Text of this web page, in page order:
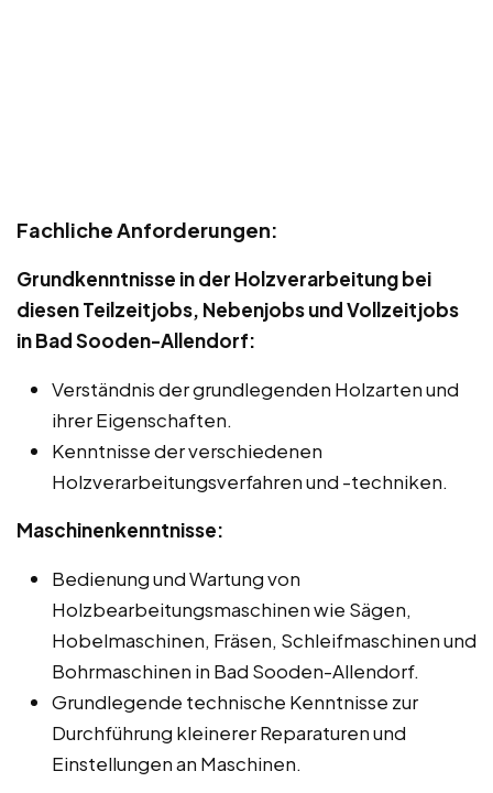
Fachliche Anforderungen:
Grundkenntnisse in der Holzverarbeitung bei
diesen Teilzeitjobs, Nebenjobs und Vollzeitjobs
in Bad Sooden-Allendorf:
Verständnis der grundlegenden Holzarten und
ihrer Eigenschaften.
Kenntnisse der verschiedenen
Holzverarbeitungsverfahren und -techniken.
Maschinenkenntnisse:
Bedienung und Wartung von
Holzbearbeitungsmaschinen wie Sägen,
Hobelmaschinen, Fräsen, Schleifmaschinen und
Bohrmaschinen in Bad Sooden-Allendorf.
Grundlegende technische Kenntnisse zur
Durchführung kleinerer Reparaturen und
Einstellungen an Maschinen.